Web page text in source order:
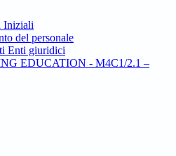
Iniziali
del personale
Enti giuridici
EDUCATION - M4C1/2.1 –